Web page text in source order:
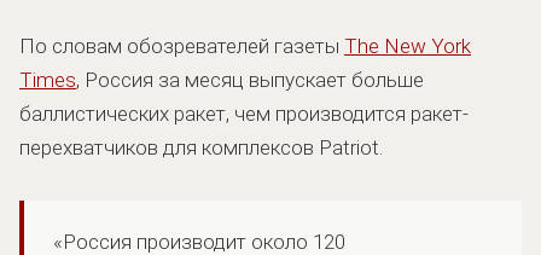
По словам обозревателей газеты The New York
Times, Россия за месяц выпускает больше
баллистических ракет, чем производится ракет-
перехватчиков для комплексов Patriot.
«Россия производит около 120